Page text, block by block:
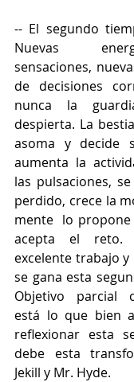
-- El segundo
Nuevas
sensaciones,
de decisiones
nunca la
despierta. La
asoma y decide
aumenta la
las pulsaciones,
perdido, crece la
mente  lo
acepta el reto.
excelente trabajo
se gana esta
Objetivo parcial
está lo que bien
reflexionar esta
debe esta
Jekill y Mr. Hyde.